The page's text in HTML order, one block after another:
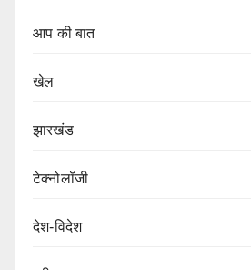
आप की बात
खेल
झारखंड
टेक्नोलॉजी
देश-विदेश